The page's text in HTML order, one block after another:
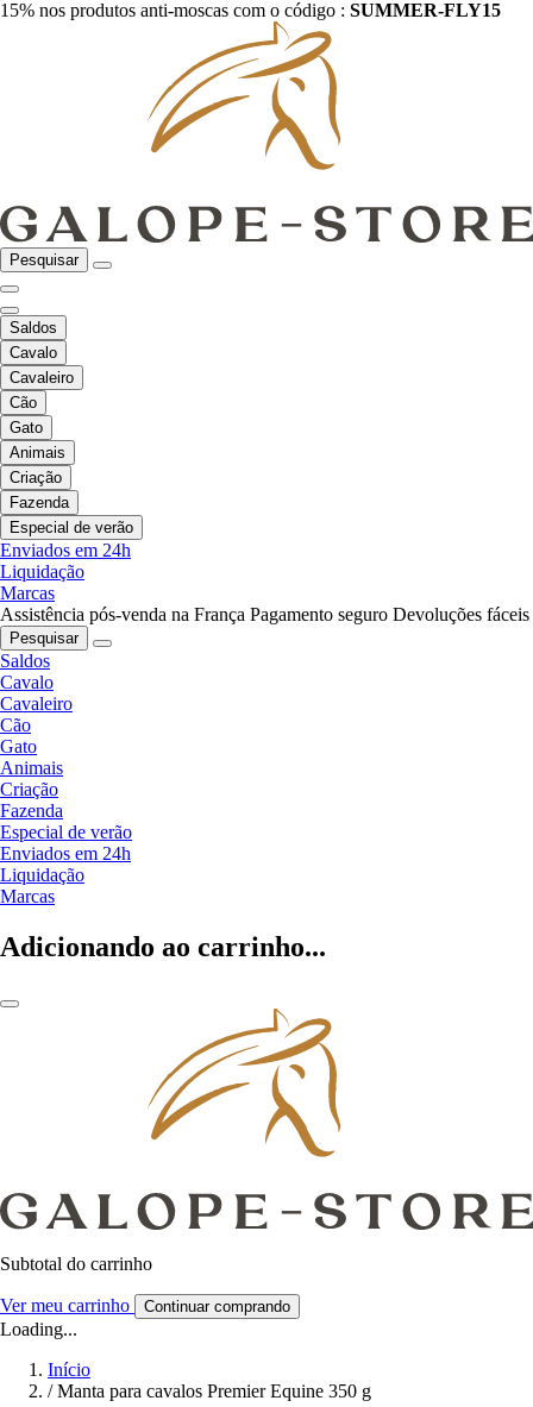
15% nos produtos anti-moscas com o código : SUMMER-FLY15
Pesquisar
Saldos
Cavalo
Cavaleiro
Cão
Gato
Animais
Criação
Fazenda
Especial de verão
Enviados em 24h
Liquidação
Marcas
Assistência pós-venda na França Pagamento seguro Devoluções fáceis
Pesquisar
Saldos
Cavalo
Cavaleiro
Cão
Gato
Animais
Criação
Fazenda
Especial de verão
Enviados em 24h
Liquidação
Marcas
Adicionando ao carrinho...
Subtotal do carrinho
Ver meu carrinho Continuar comprando
Loading...
Início
/ Manta para cavalos Premier Equine 350 g